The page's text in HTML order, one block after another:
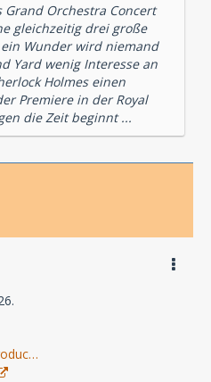
Orchestra Concert
gleichzeitig drei große
Wunder wird niemand
Yard wenig Interesse an
Holmes einen
Premiere in der Royal
die Zeit beginnt ...